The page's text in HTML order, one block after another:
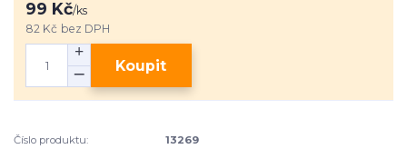
99 Kč/ks
82 Kč bez DPH
Koupit
Číslo produktu:
13269